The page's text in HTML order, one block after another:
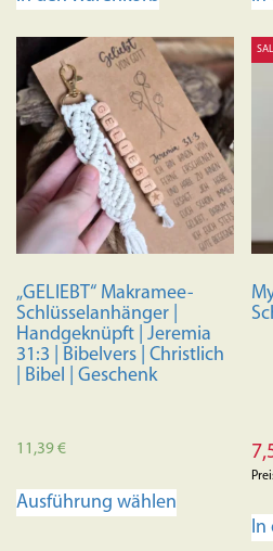
„GELIEBT“ Makramee-
Schlüsselanhänger |
Handgeknüpft | Jeremia
31:3 | Bibelvers | Christlich
| Bibel | Geschenk
11,39€
Ausführung wählen
In